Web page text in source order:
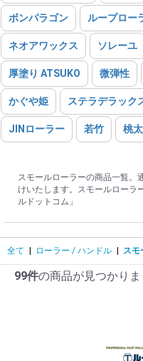
ボンパラゴン ループロー
ネオアワックス ソレーユ
厚塗り ATSUKO 微弾性
かぐや姫 ステラデラック
JINローラー 若竹 桃
スモールローラーの商品一覧。
けいたします。スモールローラ
ルドットコム」
全て | ローラー / ハンドル | スモ
99件の商品が見つかりま